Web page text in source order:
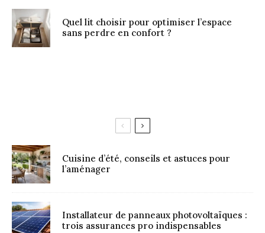
Quel lit choisir pour optimiser l’espace
sans perdre en confort ?
Cuisine d’été, conseils et astuces pour
l’aménager
Installateur de panneaux photovoltaïques :
trois assurances pro indispensables